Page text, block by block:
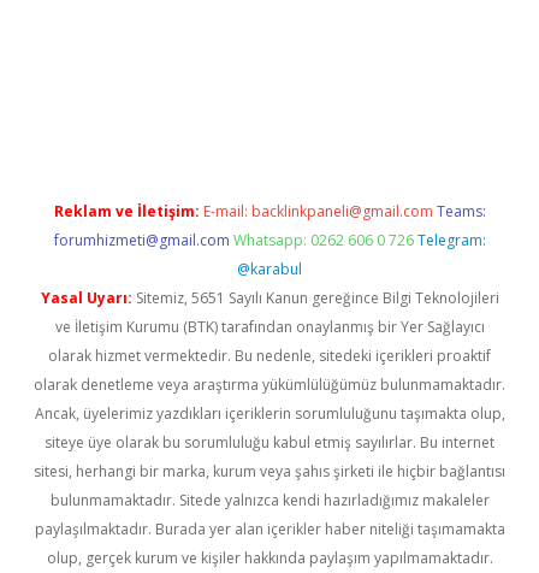
Reklam ve İletişim: E-mail: backlinkpaneli@gmail.com Teams:
forumhizmeti@gmail.com Whatsapp: 0262 606 0 726 Telegram:
@karabul
Yasal Uyarı: Sitemiz, 5651 Sayılı Kanun gereğince Bilgi Teknolojileri
ve İletişim Kurumu (BTK) tarafından onaylanmış bir Yer Sağlayıcı
olarak hizmet vermektedir. Bu nedenle, sitedeki içerikleri proaktif
olarak denetleme veya araştırma yükümlülüğümüz bulunmamaktadır.
Ancak, üyelerimiz yazdıkları içeriklerin sorumluluğunu taşımakta olup,
siteye üye olarak bu sorumluluğu kabul etmiş sayılırlar. Bu internet
sitesi, herhangi bir marka, kurum veya şahıs şirketi ile hiçbir bağlantısı
bulunmamaktadır. Sitede yalnızca kendi hazırladığımız makaleler
paylaşılmaktadır. Burada yer alan içerikler haber niteliği taşımamakta
olup, gerçek kurum ve kişiler hakkında paylaşım yapılmamaktadır.